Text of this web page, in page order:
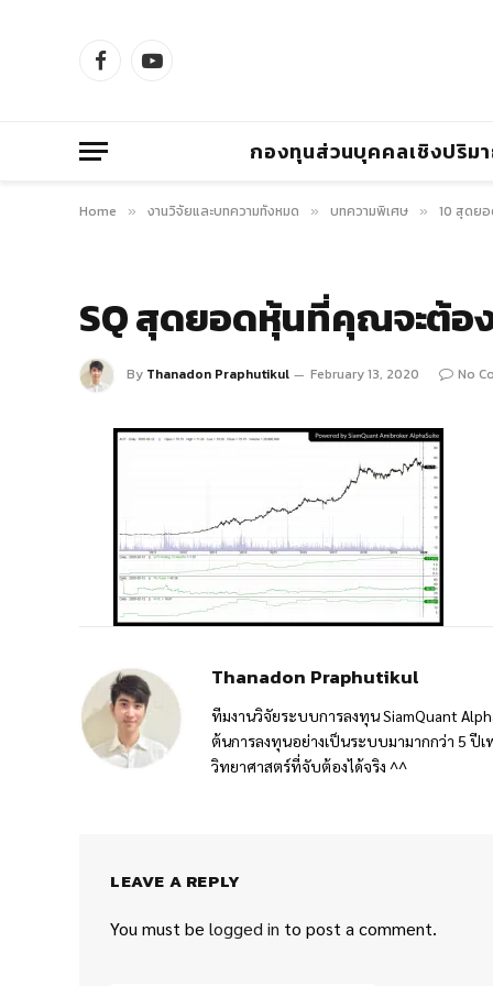
FacebookYouTube
กองทุนส่วนบุคคลเชิงปริม
Home » งานวิจัยและบทความทั้งหมด » บทความพิเศษ » 10 สุดย
SQ สุดยอดหุ้นที่คุณจะต้อ
By Thanadon Praphutikul February 13, 2020 No
Thanadon Praphutikul
ทีมงานวิจัยระบบการลงทุน SiamQuant
ต้นการลงทุนอย่างเป็นระบบมามากกว่า 5 ปีเ
วิทยาศาสตร์ที่จับต้องได้จริง ^^
LEAVE A REPLY
You must be logged in to post a comment.